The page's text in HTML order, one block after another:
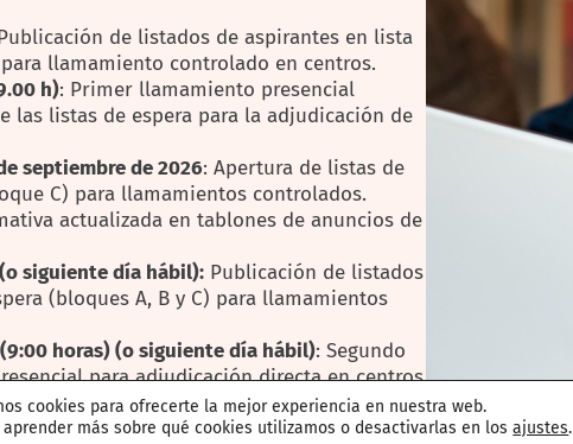
de listados de aspirantes en lista
llamamiento controlado en centros.
h): Primer llamamiento presencial
las listas de espera para la adjudicación de
septiembre de 2026: Apertura de listas de
C) para llamamientos controlados.
actualizada en tablones de anuncios de
(o siguiente día hábil): Publicación de listados
(bloques A, B y C) para llamamientos
horas) (o siguiente día hábil): Segundo
para adjudicación directa en centros
de espera (bloques A, B y C).
de octubre de 2026: Publicación de oferta
cookies para ofrecerte la mejor experiencia en nuestra web.
aprender más sobre qué cookies utilizamos o desactivarlas en losajustes.